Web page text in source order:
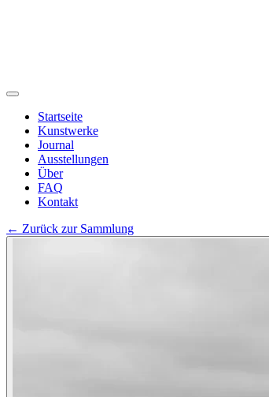
Startseite
Kunstwerke
Journal
Ausstellungen
Über
FAQ
Kontakt
← Zurück zur Sammlung